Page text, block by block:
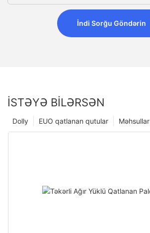
İndi Sorğu Göndərin
İSTƏYƏ BILƏRSƏN
Məhsullar
EUO qatlanan qutular
Dolly